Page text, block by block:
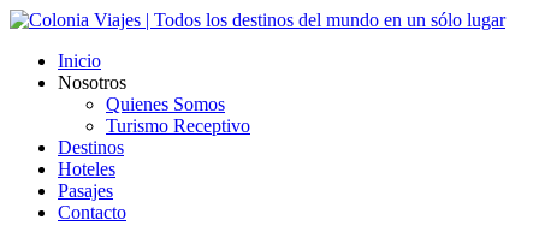
Inicio
Nosotros
Quienes Somos
Turismo Receptivo
Destinos
Hoteles
Pasajes
Contacto